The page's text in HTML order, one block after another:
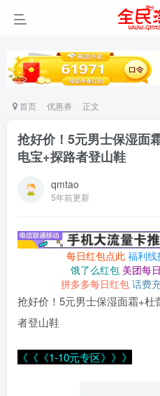
首页 优惠券 正文
抢好价！5元男士保湿面
电宝+探路者登山鞋
qmtao
5年前更新
每日红包点此 福利
饿了么红包 美团每
拼多多每日红包 话费
抢好价！5元男士保湿面霜+
者登山鞋
《《《1-10元专区》》》